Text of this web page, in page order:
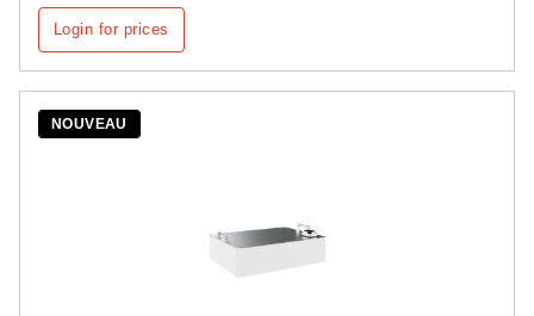
Login for prices
NOUVEAU